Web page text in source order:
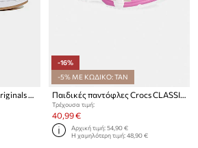
Παιδικά sneakers adidas Originals SUPERSTAR II
-16%
-5% ΜΕ ΚΩΔΙΚΟ: TAN
Παιδικές παντόφλες Crocs CLASSIC MINNIE MOUSE CLOG T
Τρέχουσα τιμή:
40,99 €
Αρχική τιμή:54,90 €
Η χαμηλότερη τιμή:48,90 €